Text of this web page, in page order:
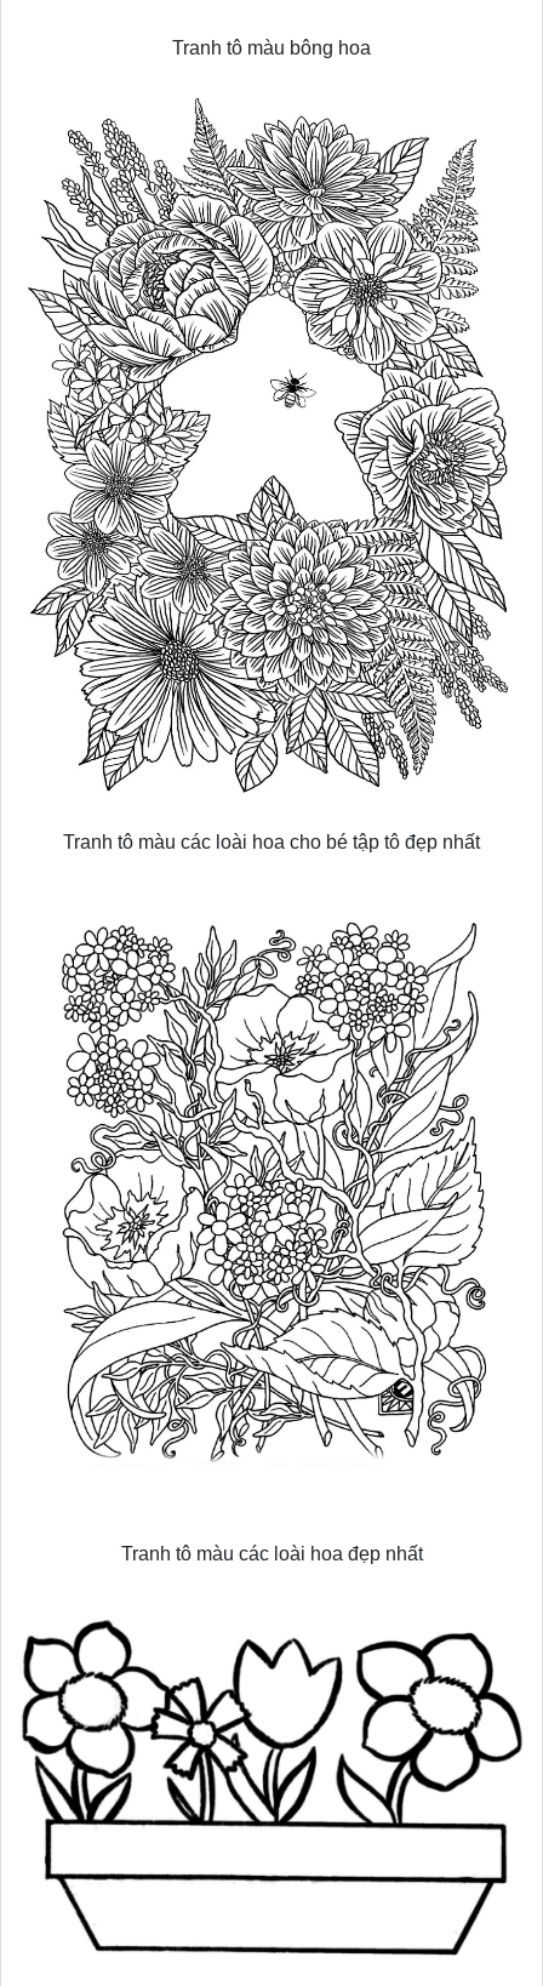
Tranh tô màu bông hoa
Tranh tô màu các loài hoa cho bé tập tô đẹp nhất
Tranh tô màu các loài hoa đẹp nhất